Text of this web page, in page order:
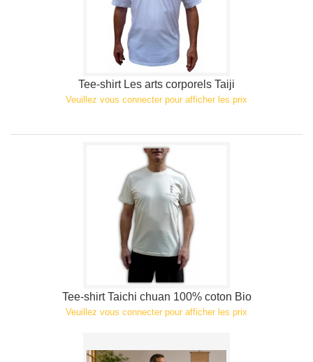
Tee-shirt Les arts corporels Taiji
Veuillez vous connecter pour afficher les prix
Tee-shirt Taichi chuan 100% coton Bio
Veuillez vous connecter pour afficher les prix